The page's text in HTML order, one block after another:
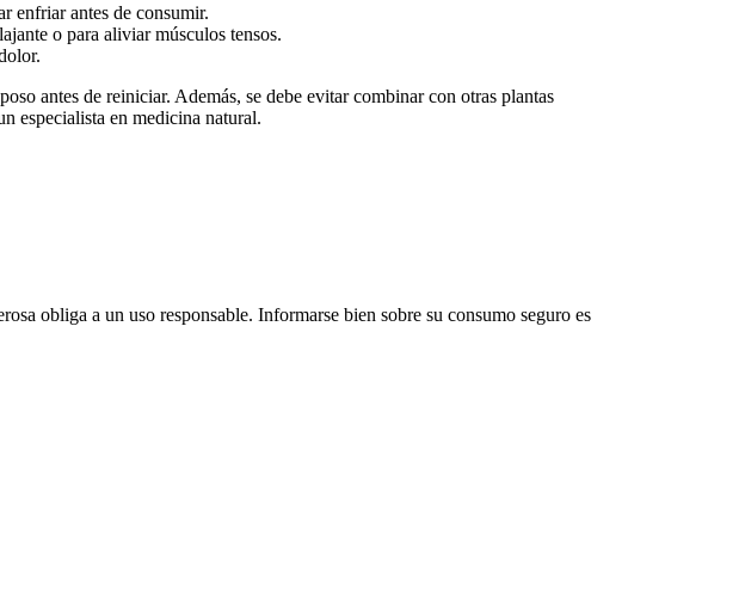
enfriar antes de consumir.
o para aliviar músculos tensos.
antes de reiniciar. Además, se debe evitar combinar con otras plantas
especialista en medicina natural.
obliga a un uso responsable. Informarse bien sobre su consumo seguroes